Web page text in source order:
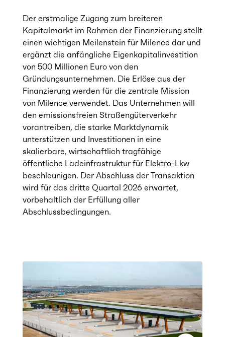
Der erstmalige Zugang zum breiteren
Kapitalmarkt im Rahmen der Finanzierung stellt
einen wichtigen Meilenstein für Milence dar und
ergänzt die anfängliche Eigenkapitalinvestition
von 500 Millionen Euro von den
Gründungsunternehmen. Die Erlöse aus der
Finanzierung werden für die zentrale Mission
von Milence verwendet. Das Unternehmen will
den emissionsfreien Straßengüterverkehr
vorantreiben, die starke Marktdynamik
unterstützen und Investitionen in eine
skalierbare, wirtschaftlich tragfähige
öffentliche Ladeinfrastruktur für Elektro-Lkw
beschleunigen. Der Abschluss der Transaktion
wird für das dritte Quartal 2026 erwartet,
vorbehaltlich der Erfüllung aller
Abschlussbedingungen.